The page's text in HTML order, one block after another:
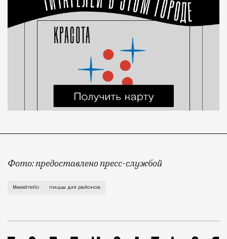
Фото: предоставлено пресс-службой
Владельцы сети пиццерий Maestrello, настоящие
Maestrello пиццы для районов